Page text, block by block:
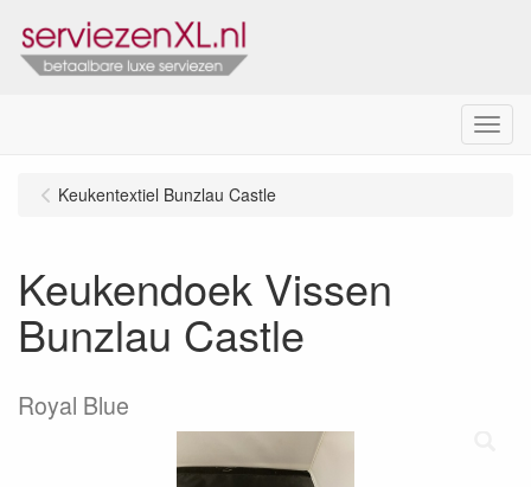
Menu
Keukentextiel Bunzlau Castle
Keukendoek Vissen
Bunzlau Castle
Royal Blue